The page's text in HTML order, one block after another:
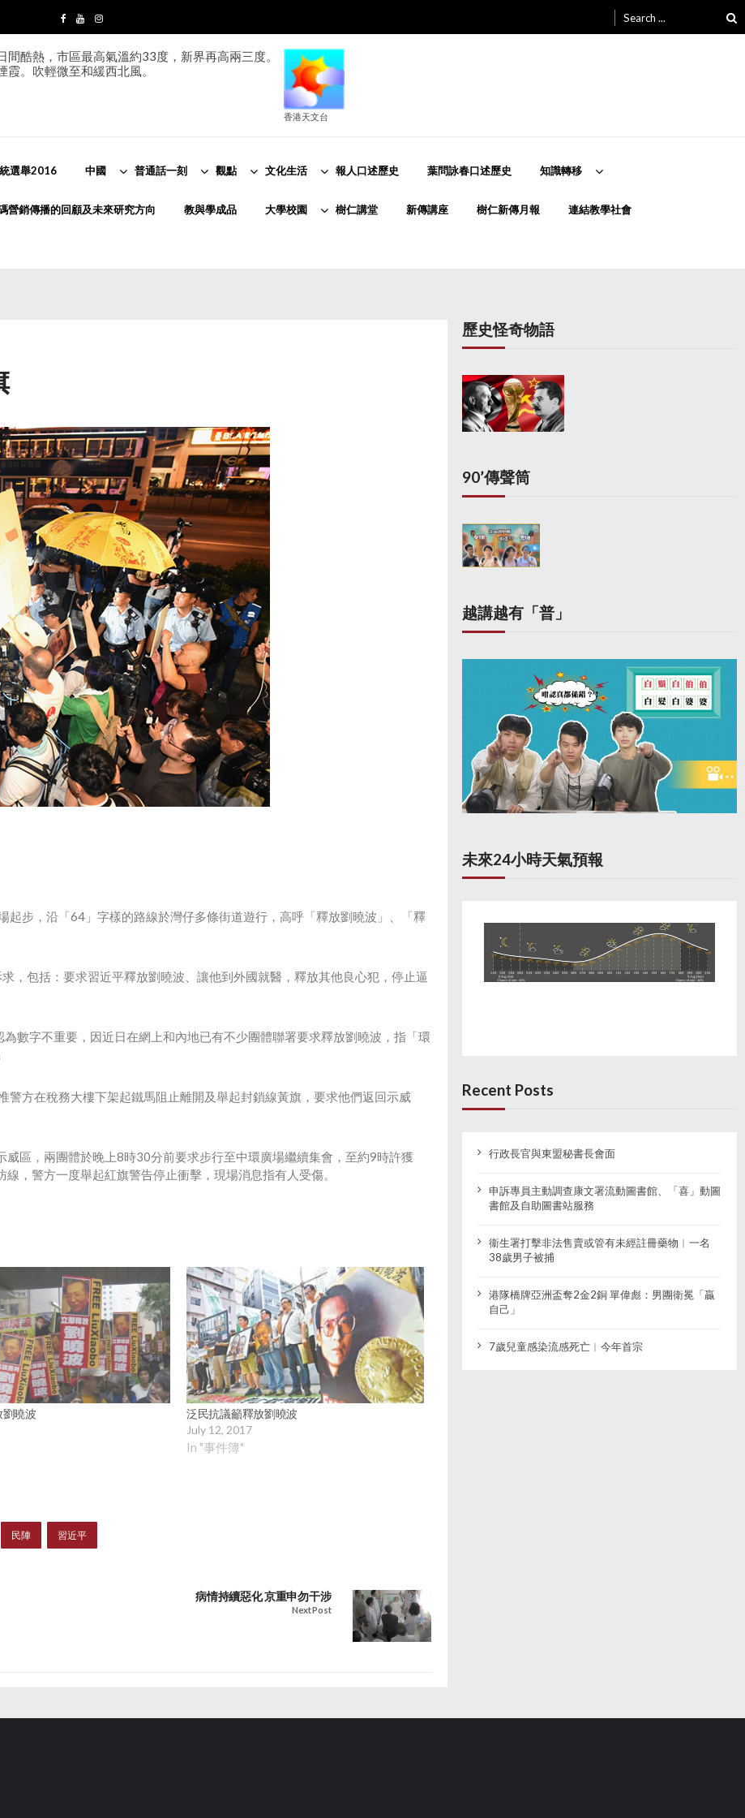
for:
間酷熱，市區最高氣溫約33度，新界再高兩三度。
霞。吹輕微至和緩西北風。
香港天文台
選舉2016 中國 普通話一刻 觀點 文化生活 報人口述歷史 葉問詠春口述歷史 知識轉移
營銷傳播的回顧及未來研究方向 教與學成品 大學校園 樹仁講堂 新傳講座 樹仁新傳月報 連結教學社會
步，沿「64」字樣的路線於灣仔多條街道遊行，高呼「釋放劉曉波」、「釋
，包括：要求習近平釋放劉曉波、讓他到外國就醫，釋放其他良心犯，停止逼
數字不重要，因近日在網上和內地已有不少團體聯署要求釋放劉曉波，指「環
方在稅務大樓下架起鐵馬阻止離開及舉起封鎖線黃旗，要求他們返回示威
區，兩團體於晚上8時30分前要求步行至中環廣場繼續集會，至約9時許獲
，警方一度舉起紅旗警告停止衝擊，現場消息指有人受傷。
劉曉波
泛民抗議籲釋放劉曉波
July 12, 2017
In "事件簿"
民陣 習近平
病情持續惡化 京重申勿干涉
Next Post
歷史怪奇物語
90’傳聲筒
越講越有「普」
未來24小時天氣預報
Recent Posts
行政長官與東盟秘書長會面
申訴專員主動調查康文署流動圖書館、「喜」動圖
書館及自助圖書站服務
衞生署打擊非法售賣或管有未經註冊藥物︱一名
38歲男子被捕
港隊橋牌亞洲盃奪2金2銅 單偉彪：男團衛冕「贏
自己」
7歲兒童感染流感死亡︱今年首宗